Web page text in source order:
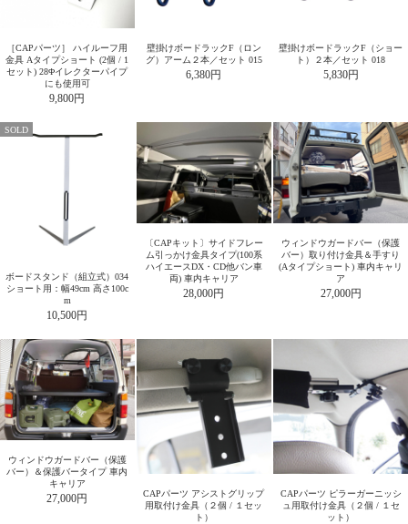
［CAPパーツ］ ハイルーフ用
金具 Aタイプショート (2個 / 1
セット) 28Φイレクターパイプ
にも使用可
9,800円
壁掛けボードラックF（ロン
グ）アーム２本／セット 015
6,380円
壁掛けボードラックF（ショー
ト）２本／セット 018
5,830円
SOLD
ボードスタンド（組立式）034
ショート用：幅49cm 高さ100c
m
10,500円
〔CAPキット〕サイドフレー
ム引っかけ金具タイプ(100系
ハイエースDX・CD他バン車
両) 車内キャリア
28,000円
ウィンドウガードバー（保護
バー）取り付け金具＆手すり
(Aタイプショート) 車内キャリ
ア
27,000円
ウィンドウガードバー（保護
バー）＆保護バータイプ 車内
キャリア
27,000円
CAPパーツ アシストグリップ
用取付け金具（２個 / １セッ
ト）
CAPパーツ ピラーガーニッシ
ュ用取付け金具（２個 / １セ
ット）